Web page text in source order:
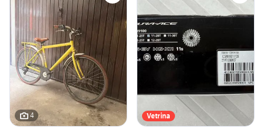
4 Vetrina